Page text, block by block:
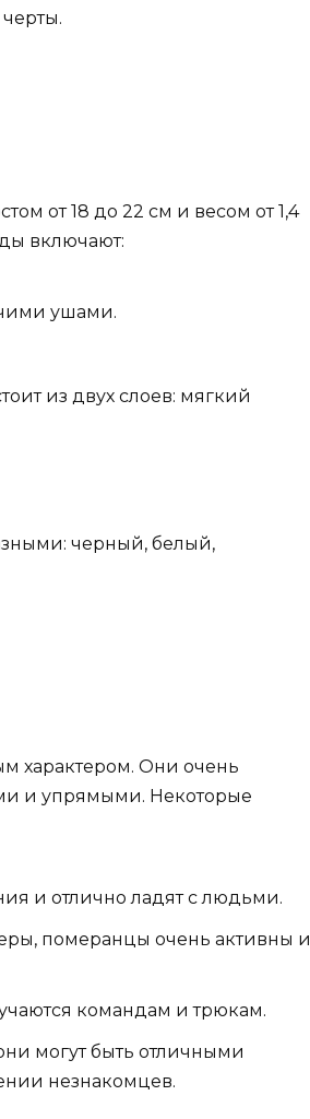
от 18 до 22 см и весом от 1,4
включают:
ушами.
из двух слоев: мягкий
черный, белый,
характером. Они очень
и упрямыми. Некоторые
и отлично ладят с людьми.
померанцы очень активны и
командам и трюкам.
могут быть отличными
незнакомцев.